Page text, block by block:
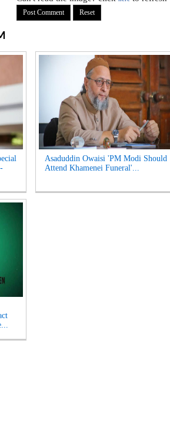
Asaduddin Owaisi 'PM Modi Should
Attend Khamenei Funeral'...